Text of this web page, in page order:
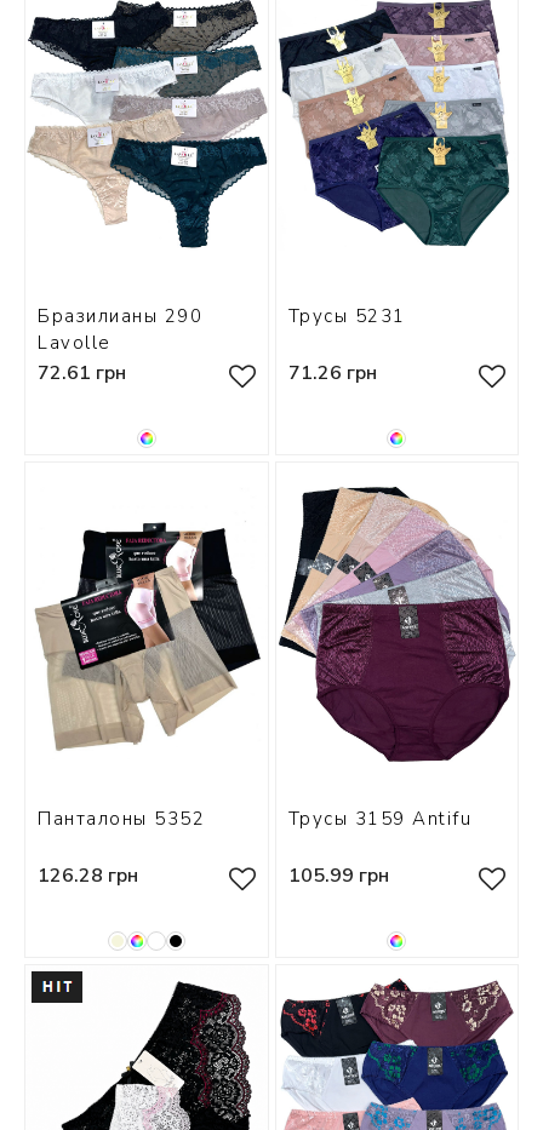
Бразилианы 290
Lavolle
72.61 грн
Трусы 5231
71.26 грн
Панталоны 5352
126.28 грн
Трусы 3159 Antifu
105.99 грн